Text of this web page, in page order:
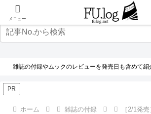
雑誌の付録やムックのレビューを発売日も含めて
PR
ホーム 雑誌の付録
［2/1発
メニュー